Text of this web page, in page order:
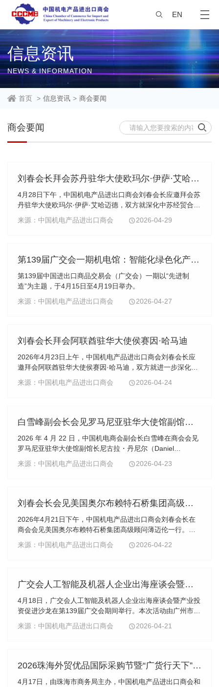
EN
信息资讯
NEWS & INFORMATION
首页 > 信息资讯 > 商会要闻
商会要闻
刘春会长拜会苏丹驻华大使欧玛尔·伊萨·艾哈迈德
4月28日下午，中国机电产品进出口商会刘春会长应邀拜会苏
丹驻华大使欧玛尔·伊萨·艾哈迈德，双方就深化中苏经贸合
作、促进重点领域企业对接进行了务实交流。刘春会长表
示，中苏传统友好，机电产品已占双边贸易重要...
来源：中国机电产品进出口商会 2026-04-29
第139届广交会一期机电馆：智能化绿色化产品走俏全球，短期稳健型成交成主流
第139届中国进出口商品交易会（广交会）一期以“先进制
造”为主题，于4月15日至4月19日举办。
来源：中国机电产品进出口商会
2026-04-27
刘春会长拜会阿联酋驻华大使侯赛因·哈马迪
2026年4月23日上午，中国机电产品进出口商会刘春会长应
邀拜会阿联酋驻华大使侯赛因·哈马迪，双方就进一步深化合
作，促进中阿企业多领域经贸交流进行了深入沟通。刘春会
长对刚刚结束的“中国-阿联酋企业推介会”的成...
来源：中国机电产品进出口商会 2026-04-24
白雪峰副会长会见罗马尼亚驻华大使馆副馆长尼古拉・丹尼尔
2026 年 4 月 22 日，中国机电商会副会长白雪峰在商会会见
罗马尼亚驻华大使馆副馆长尼古拉・丹尼尔（Daniel
Necula）一行，双方就深化中罗机电领域经贸合作、加强产
业链对接等议题深入交流并达成多项共识。白雪峰首先...
来源：中国机电产品进出口商会 2026-04-23
刘春会长会见美国奥尔布赖特石桥集团高级顾问薄迈伦
2026年4月21日下午，中国机电产品进出口商会刘春会长在
商会会见美国奥尔布赖特石桥集团高级顾问薄迈伦一行。双
方就进一步推动中美工商界交流合作、助力中国企业拓展海
外市场等议题达成多项共识。美国德州仪器公司全...
来源：中国机电产品进出口商会 2026-04-22
广交会人工智能及机器人企业出海座谈会暨产业投资促进沙龙成功举办
4月18日，广交会人工智能及机器人企业出海座谈会暨产业投
资促进沙龙在第139届广交会期间举行。本次活动由广州市投
资发展委员会办公室主办、中国机电产品进出口商会承办，
以“政企协同、出海赋能、招商引智”为核心，...
来源：中国机电产品进出口商会 2026-04-21
2026珠海外贸优品国际采购节暨“广货行天下”——“一带一路”及拉美专场在广州成功举办
4月17日，由珠海市商务局主办，中国机电产品进出口商会和